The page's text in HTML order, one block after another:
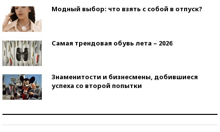
Модный выбор: что взять с собой в отпуск?
Самая трендовая обувь лета – 2026
Знаменитости и бизнесмены, добившиеся
успеха со второй попытки